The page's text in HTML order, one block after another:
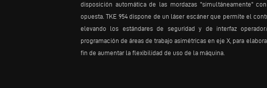
disposición automática de las mordazas "simultáneamente"
opuesta. TKE 954 dispone de un láser escáner que permite el
elevando los estándares de seguridad y de interfaz
programación de áreas de trabajo asimétricas en eje X, para
fin de aumentar la flexibilidad de uso de la máquina.